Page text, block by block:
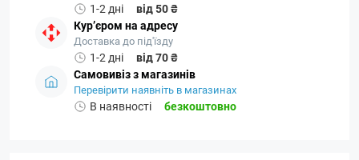
1-2 дні
від 50 ₴
Кур’єром на адресу
Доставка до під'їзду
1-2 дні
від 70 ₴
Самовивіз з магазинів
Перевірити наявніть в магазинах
В наявності безкоштовно